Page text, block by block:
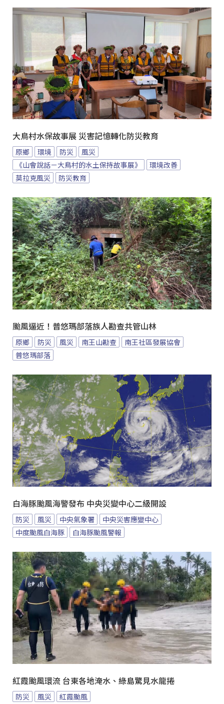
大鳥村水保故事展 災害記憶轉化防災教育
原鄉 環境 防災
風災
《山會說話－大鳥村的水土保持故事展》
環境改善
莫拉克風災
防災教育
颱風逼近！普悠瑪部落族人勘查共管山林
原鄉 防災 風災 南王山勘查
南王社區發展協會
普悠瑪部落
白海豚颱風海警發布 中央災變中心二級開設
防災 風災 中央氣象署
中央災害應變中心
中度颱風白海豚
白海豚颱風警報
紅霞颱風環流 台東各地淹水、綠島驚見水龍捲
防災 風災 紅霞颱風